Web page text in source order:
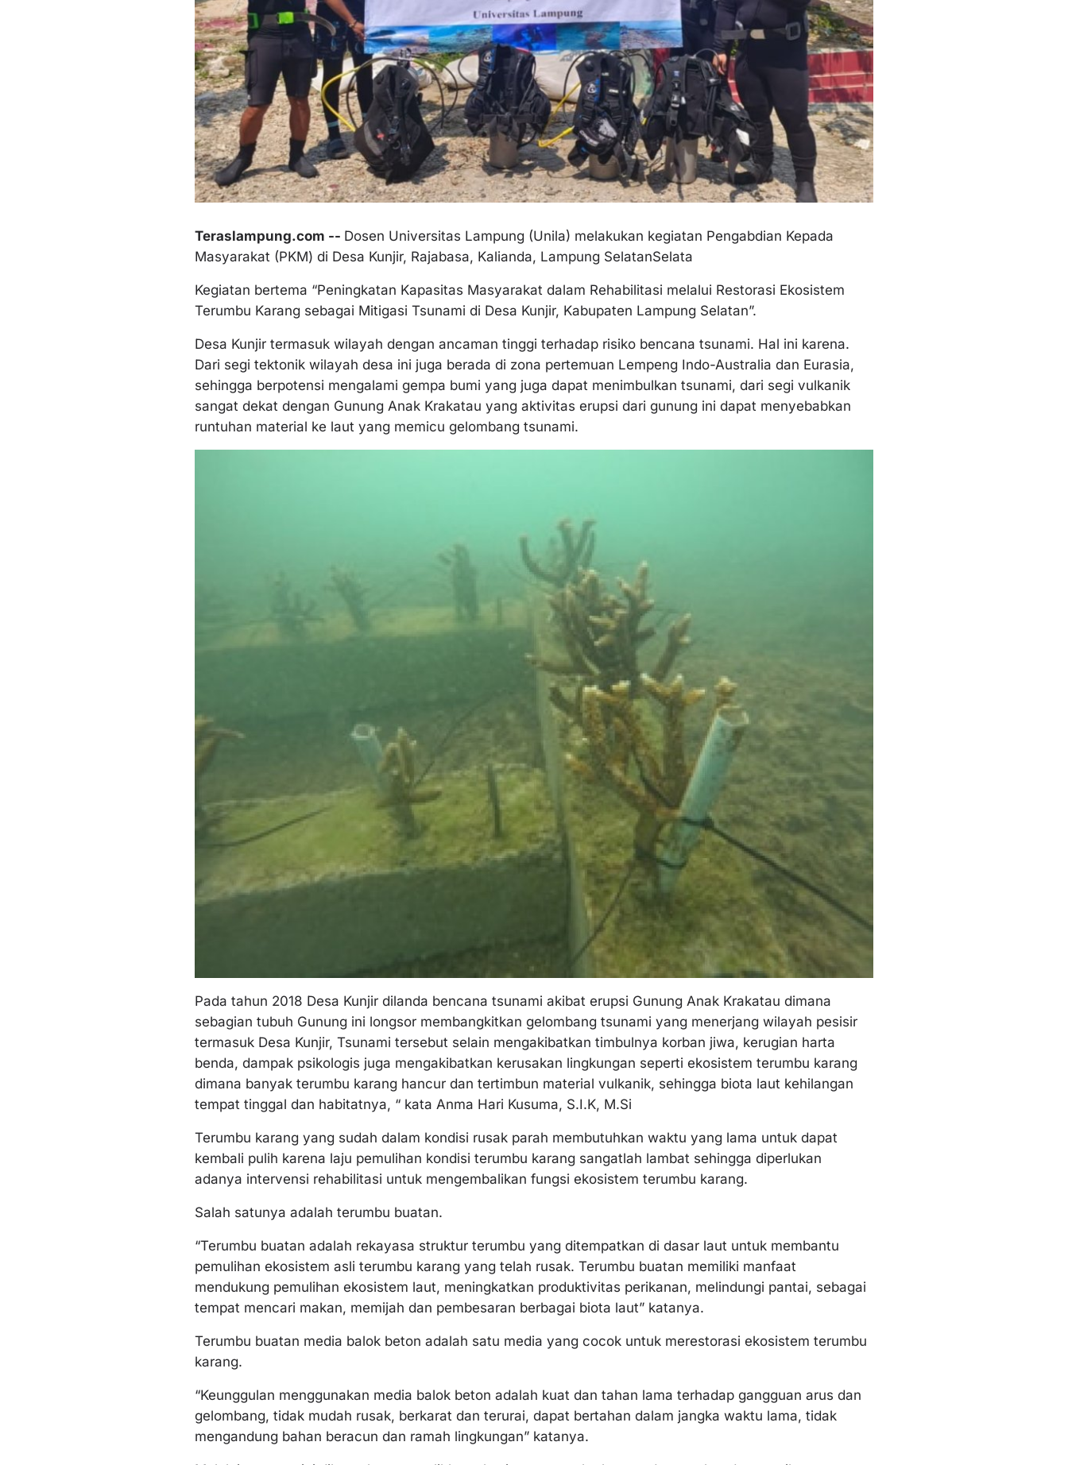
Teraslampung.com -- Dosen Universitas Lampung (Unila) melakukan kegiatan Pengabdian Kepada
Masyarakat (PKM) di Desa Kunjir, Rajabasa, Kalianda, Lampung SelatanSelata
Kegiatan bertema “Peningkatan Kapasitas Masyarakat dalam Rehabilitasi melalui Restorasi Ekosistem
Terumbu Karang sebagai Mitigasi Tsunami di Desa Kunjir, Kabupaten Lampung Selatan”.
Desa Kunjir termasuk wilayah dengan ancaman tinggi terhadap risiko bencana tsunami. Hal ini karena.
Dari segi tektonik wilayah desa ini juga berada di zona pertemuan Lempeng Indo-Australia dan Eurasia,
sehingga berpotensi mengalami gempa bumi yang juga dapat menimbulkan tsunami, dari segi vulkanik
sangat dekat dengan Gunung Anak Krakatau yang aktivitas erupsi dari gunung ini dapat menyebabkan
runtuhan material ke laut yang memicu gelombang tsunami.
Pada tahun 2018 Desa Kunjir dilanda bencana tsunami akibat erupsi Gunung Anak Krakatau dimana
sebagian tubuh Gunung ini longsor membangkitkan gelombang tsunami yang menerjang wilayah pesisir
termasuk Desa Kunjir, Tsunami tersebut selain mengakibatkan timbulnya korban jiwa, kerugian harta
benda, dampak psikologis juga mengakibatkan kerusakan lingkungan seperti ekosistem terumbu karang
dimana banyak terumbu karang hancur dan tertimbun material vulkanik, sehingga biota laut kehilangan
tempat tinggal dan habitatnya, “ kata Anma Hari Kusuma, S.I.K, M.Si
Terumbu karang yang sudah dalam kondisi rusak parah membutuhkan waktu yang lama untuk dapat
kembali pulih karena laju pemulihan kondisi terumbu karang sangatlah lambat sehingga diperlukan
adanya intervensi rehabilitasi untuk mengembalikan fungsi ekosistem terumbu karang.
Salah satunya adalah terumbu buatan.
“Terumbu buatan adalah rekayasa struktur terumbu yang ditempatkan di dasar laut untuk membantu
pemulihan ekosistem asli terumbu karang yang telah rusak. Terumbu buatan memiliki manfaat
mendukung pemulihan ekosistem laut, meningkatkan produktivitas perikanan, melindungi pantai, sebagai
tempat mencari makan, memijah dan pembesaran berbagai biota laut” katanya.
Terumbu buatan media balok beton adalah satu media yang cocok untuk merestorasi ekosistem terumbu
karang.
“Keunggulan menggunakan media balok beton adalah kuat dan tahan lama terhadap gangguan arus dan
gelombang, tidak mudah rusak, berkarat dan terurai, dapat bertahan dalam jangka waktu lama, tidak
mengandung bahan beracun dan ramah lingkungan” katanya.